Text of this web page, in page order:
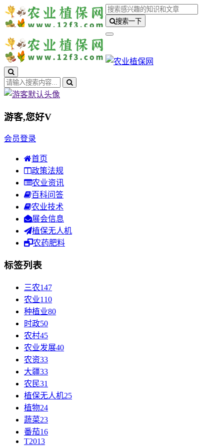
搜索一下
游客,您好V
会员登录
首页
政策法规
农业资讯
百科问答
农业技术
展会信息
植保无人机
农药肥料
标签列表
三农147
农业110
种植业80
时政50
农村45
农业发展40
农资33
大疆33
农民31
植保无人机25
植物24
蔬菜23
番茄16
T2013